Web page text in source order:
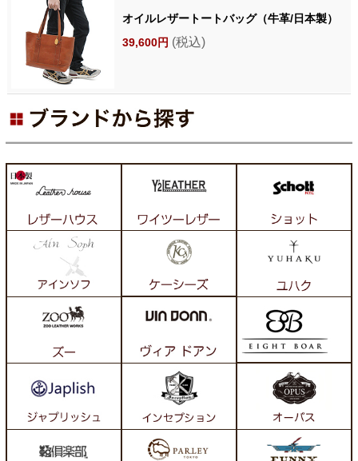
オイルレザートートバッグ（牛革/日本製）
39,600円 (税込)